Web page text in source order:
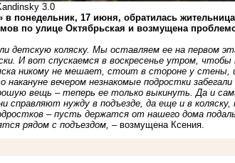
3.0
понедельник, 17 июня, обратилась
по улице Октябрьская и возмущена
детскую коляску. Мы оставляем ее на первом
И вот спускаемся в воскресенье утром, чтобы
никому не мешает, стоит в стороне у стены,
вечером незнакомые подростки
вещь – теперь ее только выкинуть. Да и
справляют нужду в подъезде, да еще и в коляску,
– пусть держатся от нашего дома
рядом с подъездом, – возмущена Ксения.